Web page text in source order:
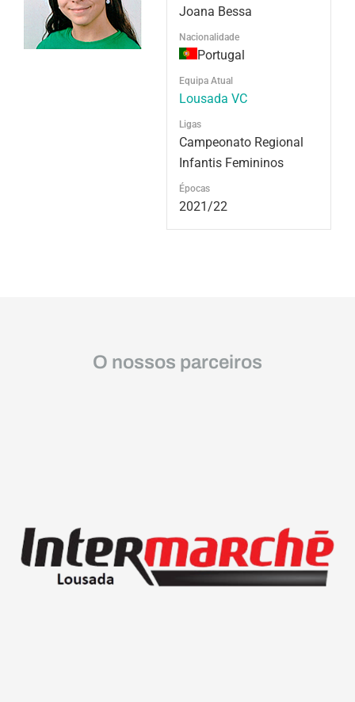
Joana Bessa
Nacionalidade
Portugal
Equipa Atual
Lousada VC
Ligas
Campeonato Regional
Infantis Femininos
Épocas
2021/22
O nossos parceiros